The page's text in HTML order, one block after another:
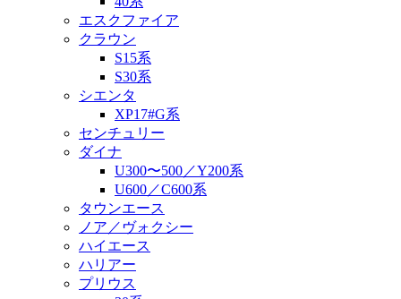
エスクファイア
クラウン
S15系
S30系
シエンタ
XP17#G系
センチュリー
ダイナ
U300〜500／Y200系
U600／C600系
タウンエース
ノア／ヴォクシー
ハイエース
ハリアー
プリウス